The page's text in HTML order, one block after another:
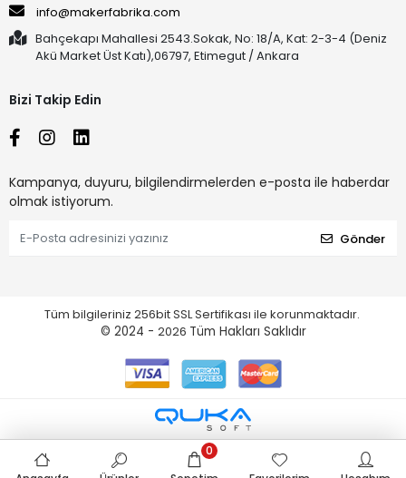
info@makerfabrika.com
Bahçekapı Mahallesi 2543.Sokak, No: 18/A, Kat: 2-3-4 (Deniz
Akü Market Üst Katı),06797, Etimegut / Ankara
Bizi Takip Edin
Kampanya, duyuru, bilgilendirmelerden e-posta ile haberdar
olmak istiyorum.
Gönder
Tüm bilgileriniz 256bit SSL Sertifikası ile korunmaktadır.
© 2024 - 2026 Tüm Hakları Saklıdır
0